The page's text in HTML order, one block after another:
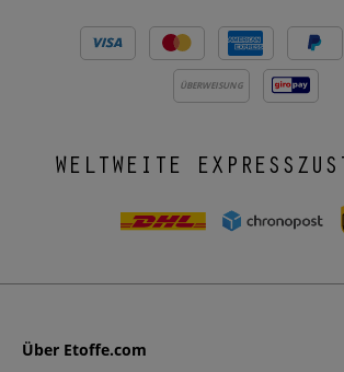
ÜBERWEISUNG
WELTWEITE
Über Etoffe.com